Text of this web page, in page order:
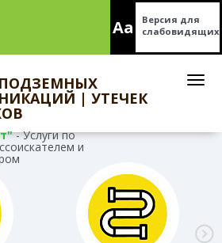
Aa
Версия для
слабовидящих
| УТЕЧЕК
- Услуги по
и